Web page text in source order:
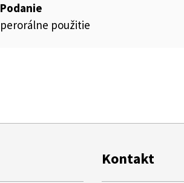
Podanie
perorálne použitie
Kontakt